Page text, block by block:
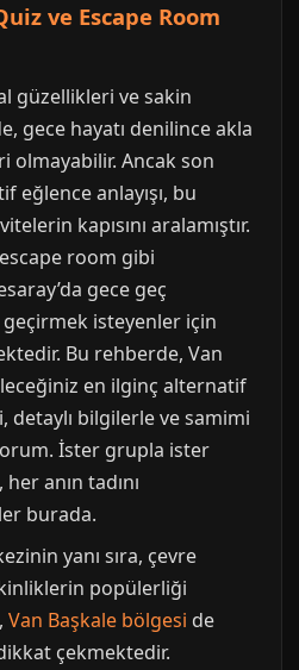
ve Escape Room
güzellikleri ve sakin
gece hayatı denilince akla
olmayabilir. Ancak son
eğlence anlayışı, bu
kapısını aralamıştır.
room gibi
gece geç
isteyenler için
Bu rehberde, Van
en ilginç alternatif
detaylı bilgilerle ve samimi
İster grupla ister
her anın tadını
burada.
yanı sıra, çevre
popülerliği
Van Başkale bölgesi de
çekmektedir.